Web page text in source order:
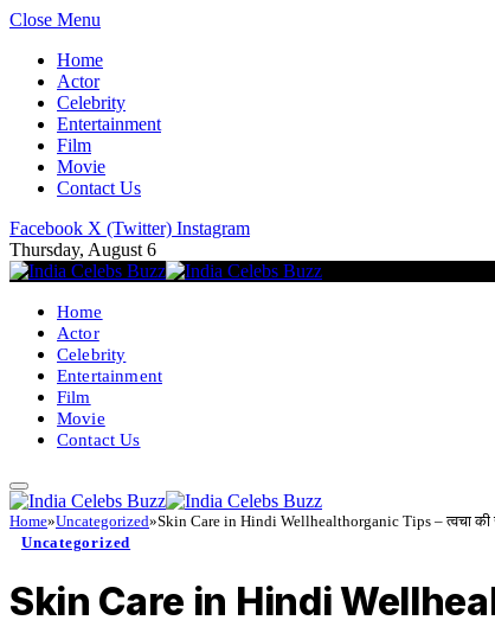
Close Menu
Home
Actor
Celebrity
Entertainment
Film
Movie
Contact Us
Facebook X (Twitter) Instagram
Thursday, August 6
Home
Actor
Celebrity
Entertainment
Film
Movie
Contact Us
Home»Uncategorized»Skin Care in Hindi Wellhealthorganic Tips – त्वचा
Uncategorized
Skin Care in Hindi